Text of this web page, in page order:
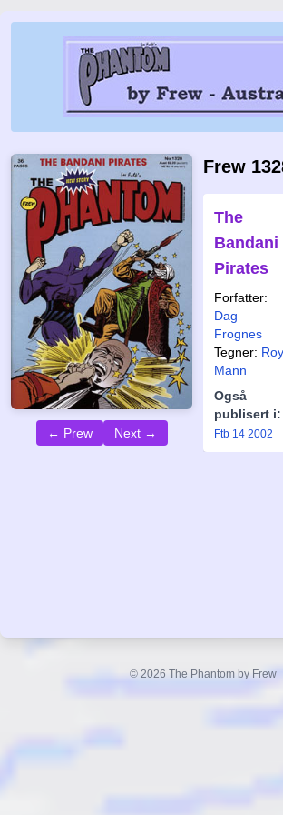
← Prew Next →
Frew
The
Bandani
Pirates
Forfatter:
Dag
Frognes
Tegner: Roy
Mann
Også
publisert i:
Ftb 14 2002
© 2026 The Phantom by Frew